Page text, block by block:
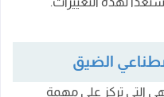
الضيق
التي تركز على مهمة